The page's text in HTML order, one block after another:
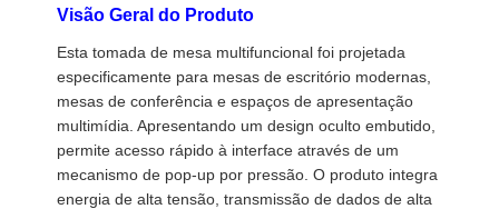
Visão Geral do Produto
Esta tomada de mesa multifuncional foi projetada
especificamente para mesas de escritório modernas,
mesas de conferência e espaços de apresentação
multimídia. Apresentando um design oculto embutido,
permite acesso rápido à interface através de um
mecanismo de pop-up por pressão. O produto integra
energia de alta tensão, transmissão de dados de alta